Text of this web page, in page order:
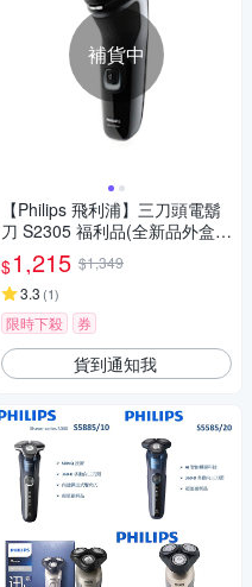
補貨中
【Philips 飛利浦】三刀頭電鬍
刀 S2305 福利品(全新品外盒凹
損)
$1,215 $1,349
3.3 (1)
限時下殺 券
貨到通知我